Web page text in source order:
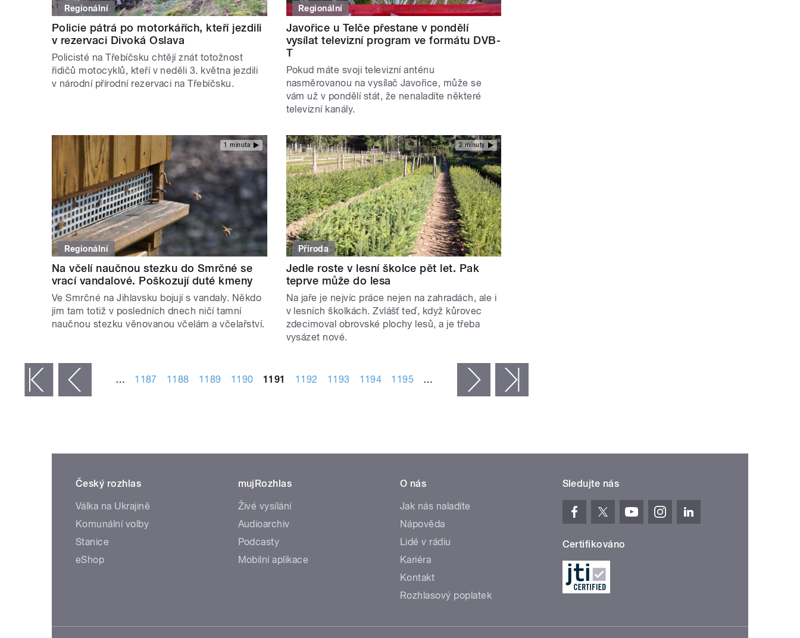
Regionální
Policie pátrá po motorkářích, kteří jezdili
v rezervaci Divoká Oslava
Policisté na Třebíčsku chtějí znát totožnost
řidičů motocyklů, kteří v neděli 3. května jezdili
v národní přírodní rezervaci na Třebíčsku.
Regionální
Javořice u Telče přestane v pondělí
vysílat televizní program ve formátu DVB-
T
Pokud máte svoji televizní anténu
nasměrovanou na vysílač Javořice, může se
vám už v pondělí stát, že nenaladíte některé
televizní kanály.
1 minuta
Regionální
Na včelí naučnou stezku do Smrčné se
vrací vandalové. Poškozují duté kmeny
Ve Smrčné na Jihlavsku bojují s vandaly. Někdo
jim tam totiž v posledních dnech ničí tamní
naučnou stezku věnovanou včelám a včelařství.
2 minuty
Příroda
Jedle roste v lesní školce pět let. Pak
teprve může do lesa
Na jaře je nejvíc práce nejen na zahradách, ale i
v lesních školkách. Zvlášť teď, když kůrovec
zdecimoval obrovské plochy lesů, a je třeba
vysázet nové.
‹ předchozí … 1187 1188 1189 1190 1191 1192 1193 1194 1195 … následující ›
Český rozhlas
Válka na Ukrajině
Komunální volby
Stanice
eShop
mujRozhlas
Živé vysílání
Audioarchiv
Podcasty
Mobilní aplikace
O nás
Jak nás naladíte
Nápověda
Lidé v rádiu
Kariéra
Kontakt
Rozhlasový poplatek
Sledujte nás
Certifikováno